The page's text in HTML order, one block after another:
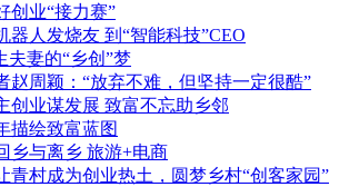
创业“接力赛”
器人发烧友 到“智能科技”CEO
夫妻的“乡创”梦
赵周颖：“放弃不难，但坚持一定很酷”
创业谋发展 致富不忘助乡邻
描绘致富蓝图
乡与离乡 旅游+电商
青村成为创业热土，圆梦乡村“创客家园”